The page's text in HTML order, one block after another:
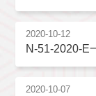
2020-10-12
N-51-2020-E
2020-10-07